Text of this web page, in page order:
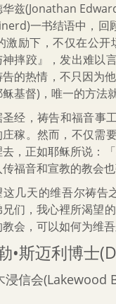
兹(Jonathan
一书结语中，回
激励下，不仅在公
摔跤』，发出难以
的热情，不只因为
基督)，唯一的方法
经，祷告和福音事
稼。然而，不仅需
，正如耶稣所说：
福音和宣教的教会
这几天的维吾尔祷告
们，我心裡所渴望
会，可以如何为维吾
•斯迈利博士
浸信会(Lakewood